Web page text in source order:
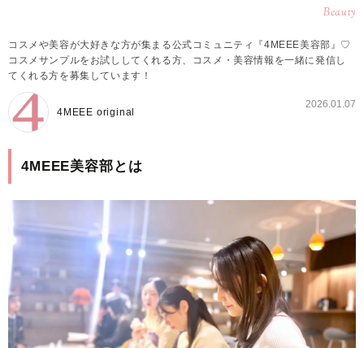
Beauty
コスメや美容が大好きな方が集まる公式コミュニティ『4MEEE美容部』♡
コスメサンプルをお試ししてくれる方、コスメ・美容情報を一緒に発信し
てくれる方を募集しています！
4MEEE original
2026.01.07
4MEEE美容部とは